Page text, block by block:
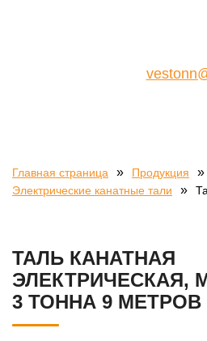
Главная страница » Продукция »
Электрические канатные тали »
ТАЛЬ КАНАТНАЯ
ЭЛЕКТРИЧЕСКАЯ,
3 ТОННА 9 МЕТРОВ